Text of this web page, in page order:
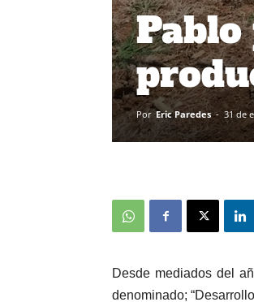
Por Eric Paredes - 31 de
Desde mediados del
denominado;